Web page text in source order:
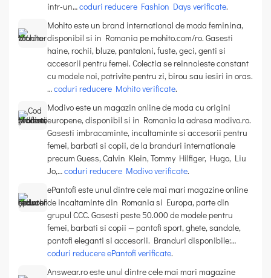
intr-un…coduri reducere Fashion Days verificate.
Mohito este un brand international de moda feminina,
disponibil si in Romania pe mohito.com/ro. Gasesti
haine, rochii, bluze, pantaloni, fuste, geci, genti si
accesorii pentru femei. Colectia se reinnoieste constant
cu modele noi, potrivite pentru zi, birou sau iesiri in oras.
…coduri reducere Mohito verificate.
Modivo este un magazin online de moda cu origini
europene, disponibil si in Romania la adresa modivo.ro.
Gasesti imbracaminte, incaltaminte si accesorii pentru
femei, barbati si copii, de la branduri internationale
precum Guess, Calvin Klein, Tommy Hilfiger, Hugo, Liu
Jo,…coduri reducere Modivo verificate.
ePantofi este unul dintre cele mai mari magazine online
de incaltaminte din Romania si Europa, parte din
grupul CCC. Gasesti peste 50.000 de modele pentru
femei, barbati si copii — pantofi sport, ghete, sandale,
pantofi eleganti si accesorii. Branduri disponibile:…
coduri reducere ePantofi verificate.
Answear.ro este unul dintre cele mai mari magazine